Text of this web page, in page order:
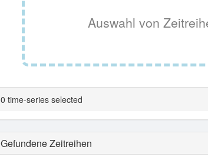
Auswahl von
0 time-series selected
Gefundene Zeitreihen